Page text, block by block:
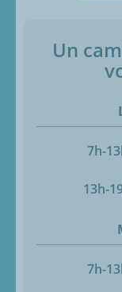
Un
7h-
13h-
7h-